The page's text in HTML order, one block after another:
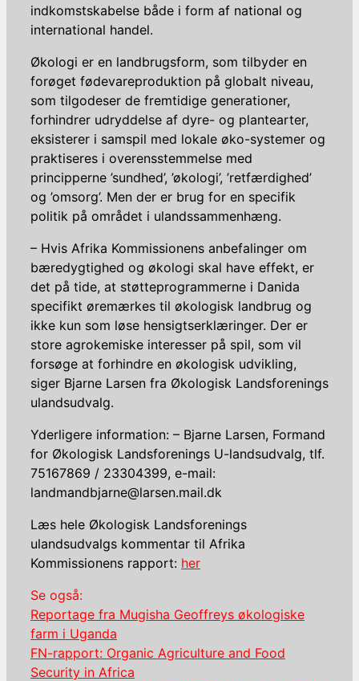
indkomstskabelse både i form af national og
international handel.
Økologi er en landbrugsform, som tilbyder en
forøget fødevareproduktion på globalt niveau,
som tilgodeser de fremtidige generationer,
forhindrer udryddelse af dyre- og plantearter,
eksisterer i samspil med lokale øko-systemer og
praktiseres i overensstemmelse med
principperne ’sundhed’, ’økologi’, ’retfærdighed’
og ’omsorg’. Men der er brug for en specifik
politik på området i ulandssammenhæng.
– Hvis Afrika Kommissionens anbefalinger om
bæredygtighed og økologi skal have effekt, er
det på tide, at støtteprogrammerne i Danida
specifikt øremærkes til økologisk landbrug og
ikke kun som løse hensigtserklæringer. Der er
store agrokemiske interesser på spil, som vil
forsøge at forhindre en økologisk udvikling,
siger Bjarne Larsen fra Økologisk Landsforenings
ulandsudvalg.
Yderligere information: – Bjarne Larsen, Formand
for Økologisk Landsforenings U-landsudvalg, tlf.
75167869 / 23304399, e-mail:
landmandbjarne@larsen.mail.dk
Læs hele Økologisk Landsforenings
ulandsudvalgs kommentar til Afrika
Kommissionens rapport: her
Se også:
Reportage fra Mugisha Geoffreys økologiske
farm i Uganda
FN-rapport: Organic Agriculture and Food
Security in Africa